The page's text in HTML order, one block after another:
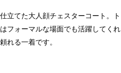
立てた大人顔チェスターコート。ト
フォーマルな場面でも活躍してくれ
れる一着です。